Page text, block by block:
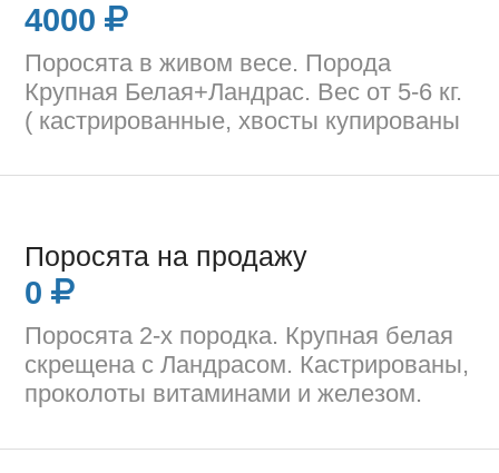
4000
Поросята в живом весе. Порода
Крупная Белая+Ландрас. Вес от 5-6 кг.
( кастрированные, хвосты купированы
Поросята на продажу
0
Поросята 2-х породка. Крупная белая
скрещена с Ландрасом. Кастрированы,
проколоты витаминами и железом.